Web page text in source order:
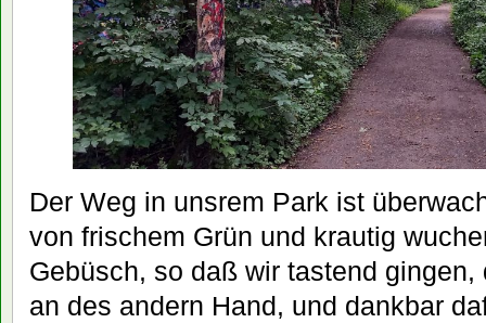
Der Weg in unsrem Park ist
von frischem Grün und krautig
Gebüsch, so daß wir tastend gingen,
an des andern Hand, und dankbar